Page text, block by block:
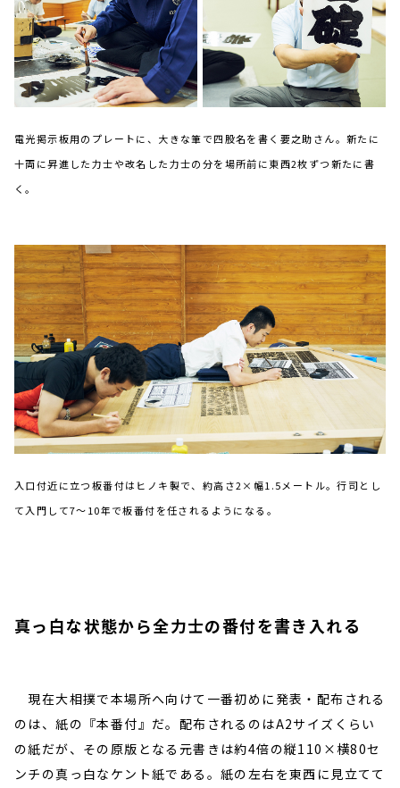
電光掲示板用のプレートに、大きな筆で四股名を書く要之助さん。新たに
十両に昇進した力士や改名した力士の分を場所前に東西2枚ずつ新たに書
く。
入口付近に立つ板番付はヒノキ製で、約高さ2×幅1.5メートル。行司とし
て入門して7～10年で板番付を任されるようになる。
真っ白な状態から全力士の番付を書き入れる
現在大相撲で本場所へ向けて一番初めに発表・配布される
のは、紙の『本番付』だ。配布されるのはA2サイズくらい
の紙だが、その原版となる元書きは約4倍の縦110×横80セ
ンチの真っ白なケント紙である。紙の左右を東西に見立てて